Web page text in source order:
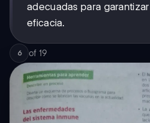
adecuadas para
eficacia.
6 of 19